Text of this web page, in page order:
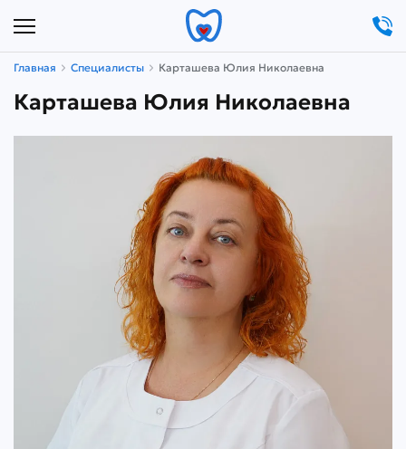
Главная Специалисты Карташева Юлия Николаевна
Карташева Юлия Николаевна